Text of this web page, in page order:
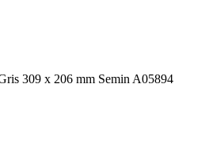
309 x 206 mm Semin A05894